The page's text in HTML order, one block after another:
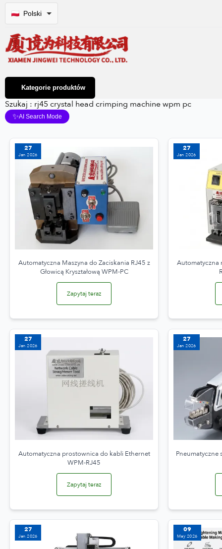
Polski
Kategorie produktów
Szukaj : rj45 crystal head crimping machine wpm pc
✨AI Search Mode
27
Jan 2026
Automatyczna Maszyna do Zaciskania RJ45 z
Głowicą Kryształową WPM-PC
Zapytaj teraz
27
Jan 2026
Automatyczna
27
Jan 2026
Automatyczna prostownica do kabli Ethernet
WPM-RJ45
Zapytaj teraz
27
Jan 2026
Pneumatyczne
27
Jan 2026
09
May 2026